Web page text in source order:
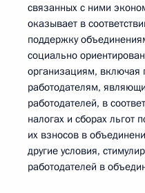
связанных с ними
оказывает в
поддержку
социально
организациям, включая
работодателям,
работодателей, в
налогах и сборах льгот
их взносов в
другие условия,
работодателей в